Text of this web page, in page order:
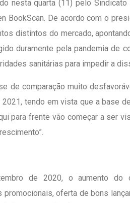
nesta quarta (11) pelo
BookScan. De acordo com o
distintos do mercado,
duramente pela pandemia de
sanitárias para impedir a
de comparação muito
tendo em vista que a base
para frente vão começar a ser
de 2020, o aumento do
oferta de bons